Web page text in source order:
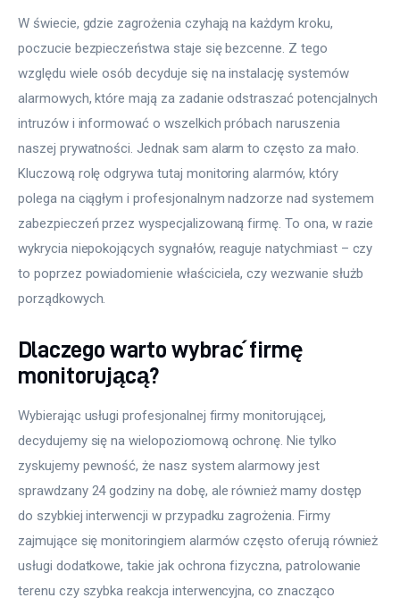
W świecie, gdzie zagrożenia czyhają na każdym kroku,
poczucie bezpieczeństwa staje się bezcenne. Z tego
względu wiele osób decyduje się na instalację systemów
alarmowych, które mają za zadanie odstraszać potencjalnych
intruzów i informować o wszelkich próbach naruszenia
naszej prywatności. Jednak sam alarm to często za mało.
Kluczową rolę odgrywa tutaj monitoring alarmów, który
polega na ciągłym i profesjonalnym nadzorze nad systemem
zabezpieczeń przez wyspecjalizowaną firmę. To ona, w razie
wykrycia niepokojących sygnałów, reaguje natychmiast – czy
to poprzez powiadomienie właściciela, czy wezwanie służb
porządkowych.
Dlaczego warto wybrać firmę
monitorującą?
Wybierając usługi profesjonalnej firmy monitorującej,
decydujemy się na wielopoziomową ochronę. Nie tylko
zyskujemy pewność, że nasz system alarmowy jest
sprawdzany 24 godziny na dobę, ale również mamy dostęp
do szybkiej interwencji w przypadku zagrożenia. Firmy
zajmujące się monitoringiem alarmów często oferują również
usługi dodatkowe, takie jak ochrona fizyczna, patrolowanie
terenu czy szybka reakcja interwencyjna, co znacząco